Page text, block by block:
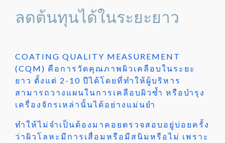
ลดต้นทุนได้ในระยะยาว
COATING QUALITY MEASUREMENT
(CQM) คือการวัดคุณภาพผิวเคลือบในระยะ
ยาว ตั้งแต่ 2-10 ปีได้โดยที่ทำให้ผู้บริหาร
สามารถวางแผนในการเคลือบผิวซ้ำ หรือบำรุง
เครื่องจักรเหล่านั้นได้อย่างแม่นยำ
ทำให้ไม่จำเป็นต้องมาคอยตรวจสอบอยู่บ่อยครั้ง
ว่าผิวโลหะมีการเสื่อมหรือมีสนิมหรือไม่ เพราะ